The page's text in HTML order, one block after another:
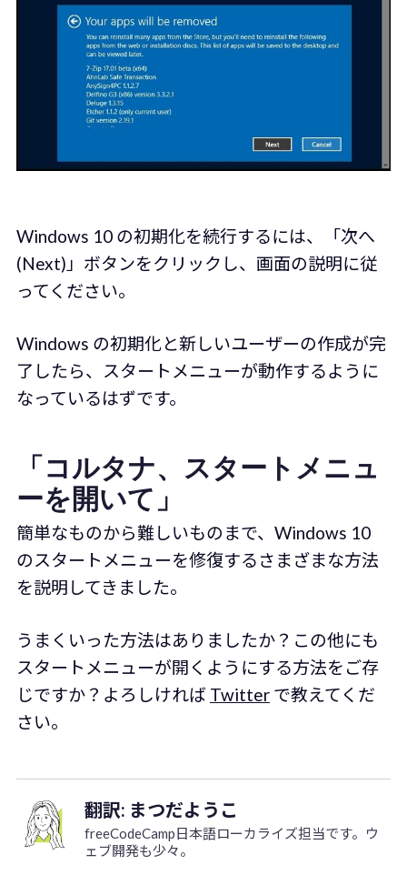
Windows 10 の初期化を続行するには、「次へ
(Next)」ボタンをクリックし、画面の説明に従
ってください。
Windows の初期化と新しいユーザーの作成が完
了したら、スタートメニューが動作するように
なっているはずです。
「コルタナ、スタートメニュ
ーを開いて」
簡単なものから難しいものまで、Windows 10
のスタートメニューを修復するさまざまな方法
を説明してきました。
うまくいった方法はありましたか？この他にも
スタートメニューが開くようにする方法をご存
じですか？よろしければ Twitterで教えてくだ
さい。
翻訳: まつだようこ
freeCodeCamp日本語ローカライズ担当です。ウ
ェブ開発も少々。